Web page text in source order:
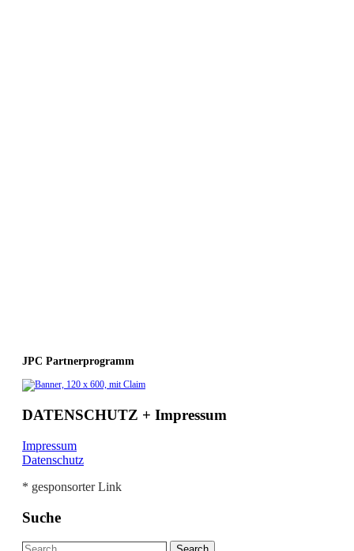
JPC Partnerprogramm
DATENSCHUTZ + Impressum
Impressum
Datenschutz
* gesponsorter Link
Suche